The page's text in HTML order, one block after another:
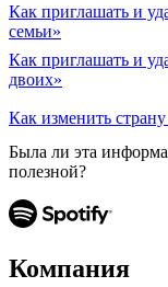
Как приглашать и
семьи»
Как приглашать и
двоих»
Как изменить
Была ли эта
полезной?
Компания